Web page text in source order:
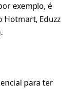
exemplo, é
Hotmart, Eduzz
para ter